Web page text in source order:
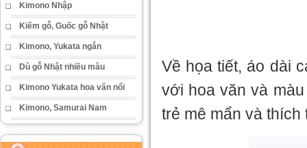
Kimono Nhập
Kiếm gỗ, Guốc gỗ Nhật
Kimono, Yukata ngắn
Dù gỗ Nhật nhiều màu
Kimono Yukata hoa văn nổi
Kimono, Samurai Nam
Về họa tiết, áo dài
với hoa văn và
trẻ mê mẩn và